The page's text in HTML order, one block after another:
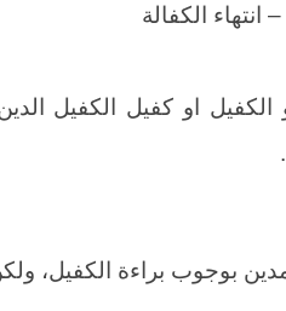
انتهاء الكفالة
الكفيل او كفيل الكفيل
بوجوب براءة الكفيل،